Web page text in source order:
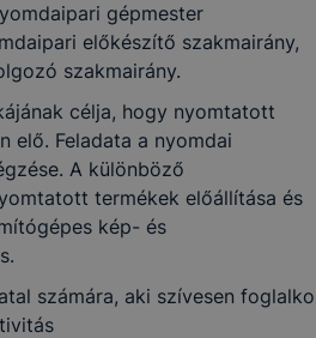
gépmester
előkészítő szakmairány,
szakmairány.
célja, hogy nyomtatott
elő. Feladata a nyomdai
A különböző
termékek előállítása és
kép- és
számára, aki szívesen